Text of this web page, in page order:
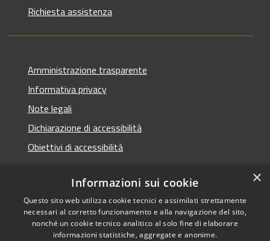
Richiesta assistenza
Amministrazione trasparente
Informativa privacy
Note legali
Dichiarazione di accessibilità
Obiettivi di accessibilità
RSS
Accessibilità
Copyright © 2026 • Comune di
Termini Imerese • Powered
byMunicipium•
×
Informazioni sui cookie
Questo sito web utilizza cookie tecnici e assimilati strettamente
necessari al corretto funzionamento e alla navigazione del sito,
nonché un cookie tecnico analitico al solo fine di elaborare
informazioni statistiche, aggregate e anonime.